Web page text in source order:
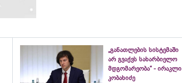
„განათლების სისტემაში
არ გვაქვს სახარბიელო
მდგომარეობა“ - ირაკლი
კობახიძე